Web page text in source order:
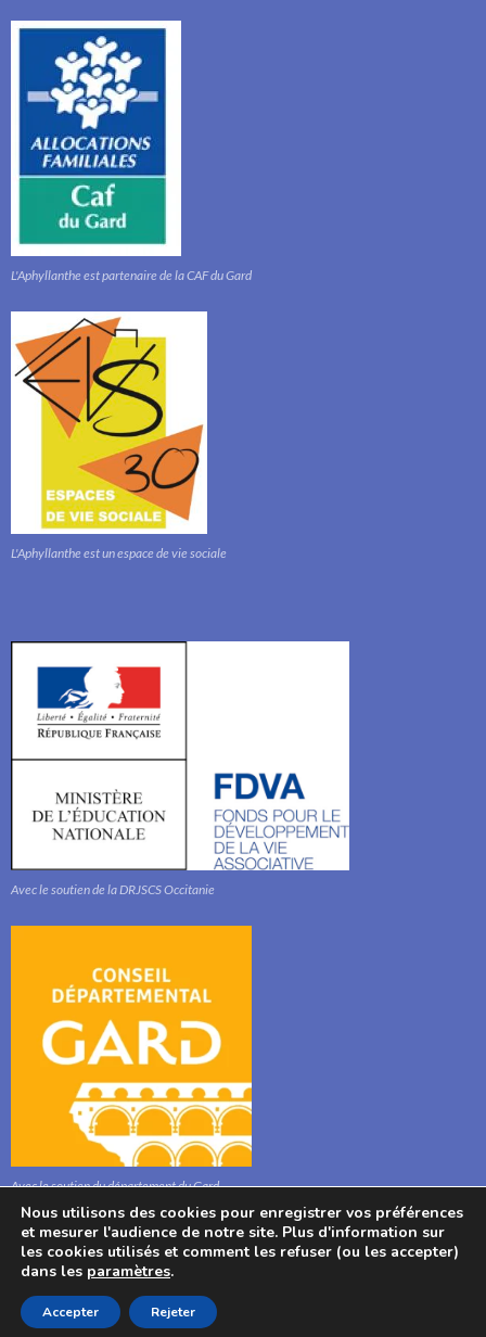
L'Aphyllanthe est partenaire de la CAF du Gard
L'Aphyllanthe est un espace de vie sociale
Avec le soutien de la DRJSCS Occitanie
Avec le soutien du département du Gard
© : Association l'Aphyllanthe 2021, Bibliothèque, Mairie, 280 Route Stéphane
Hessel, 30700 Aigaliers, France. Tel : 04 6622 1020.
Nous utilisons des cookies pour enregistrer vos préférences
et mesurer l'audience de notre site. Plus d'information sur
les cookies utilisés et comment les refuser (ou les accepter)
dans les paramètres.
Accepter Rejeter